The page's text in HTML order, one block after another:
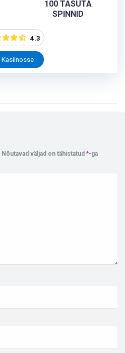
100 TASUTA
SPINNID
4.3
Kasiinosse
Nõutavad väljad on tähistatud *-ga